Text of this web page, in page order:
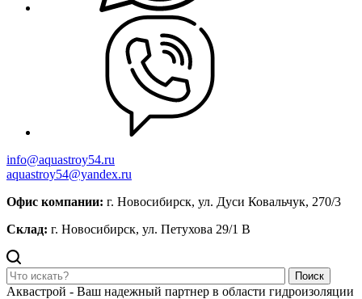
info@aquastroy54.ru
aquastroy54@yandex.ru
Офис компании: г. Новосибирск, ул. Дуси Ковальчук, 270/3
Склад: г. Новосибирск, ул. Петухова 29/1 В
Поиск
Аквастрой - Ваш надежный партнер в области гидроизоляции